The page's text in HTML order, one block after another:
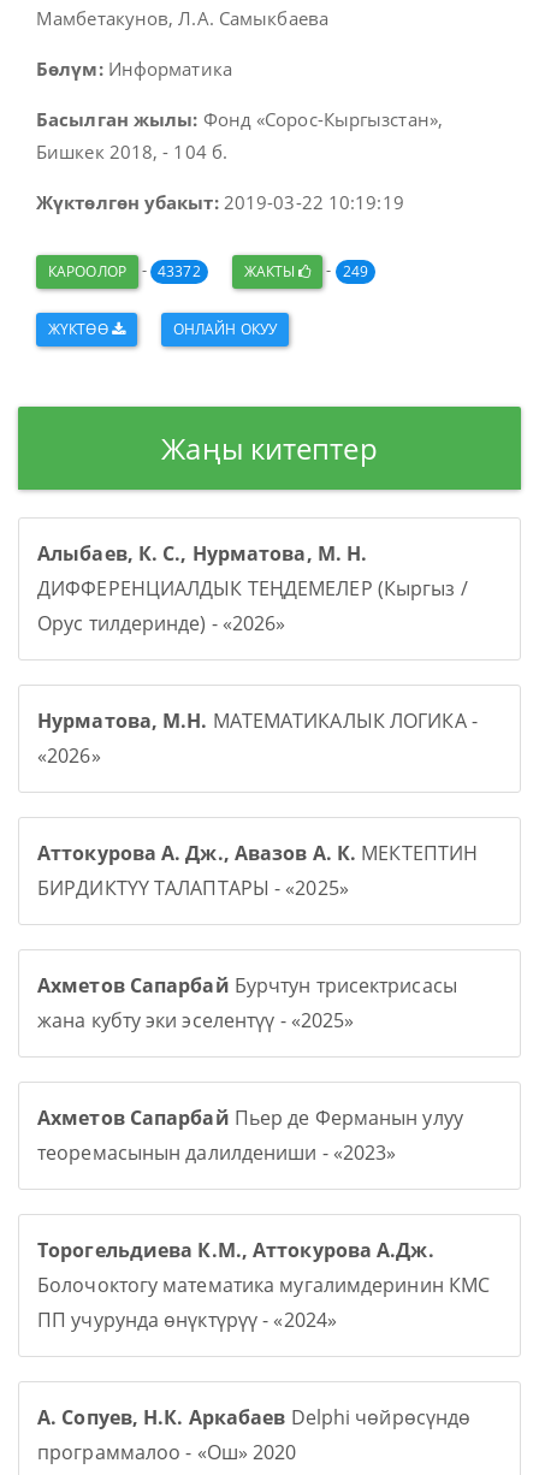
Мамбетакунов, Л.А. Самыкбаева
Бөлүм:Информатика
Басылган жылы: Фонд «Сорос-Кыргызстан»,
Бишкек 2018, - 104 б.
Жүктөлгөн убакыт:2019-03-22 10:19:19
КАРООЛОР - 43372 ЖАКТЫ - 249
ЖҮКТӨӨ ОНЛАЙН ОКУУ
Жаңы китептер
Алыбаев, К. С., Нурматова, М. Н.
ДИФФЕРЕНЦИАЛДЫК ТЕҢДЕМЕЛЕР (Кыргыз /
Орус тилдеринде) - «2026»
Нурматова, М.Н. МАТЕМАТИКАЛЫК ЛОГИКА -
«2026»
Аттокурова А. Дж., Авазов А. К. МЕКТЕПТИН
БИРДИКТҮҮ ТАЛАПТАРЫ - «2025»
Ахметов Сапарбай Бурчтун трисектрисасы
жана кубту эки эселентүү - «2025»
Ахметов Сапарбай Пьер де Ферманын улуу
теоремасынын далилдениши - «2023»
Торогельдиева К.М., Аттокурова А.Дж.
Болочоктогу математика мугалимдеринин КМС
ПП учурунда өнүктүрүү - «2024»
А. Сопуев, Н.К. Аркабаев Delphi чөйрөсүндө
программалоо - «Ош» 2020